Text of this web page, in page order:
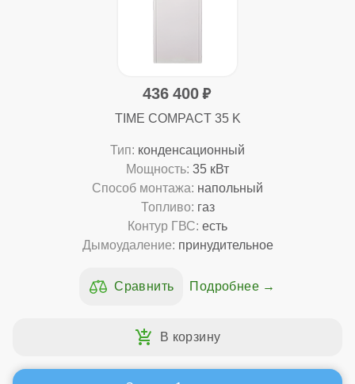
436 400
TIME COMPACT 35 K
Тип: конденсационный
Мощность: 35 кВт
Способ монтажа: напольный
Топливо: газ
Контур ГВС: есть
Дымоудаление: принудительное
Подробнее